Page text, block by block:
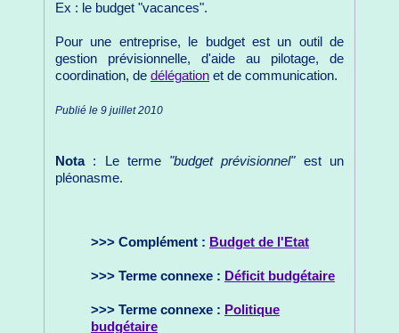
Ex : le budget "vacances".
Pour une entreprise, le budget est un outil de
gestion prévisionnelle, d'aide au pilotage, de
coordination, de délégation et de communication.
Publié le 9 juillet 2010
Nota: Le terme "budget prévisionnel"est un
pléonasme.
>>> Complément : Budget de l'Etat
>>> Terme connexe : Déficit budgétaire
>>> Terme connexe : Politique
budgétaire